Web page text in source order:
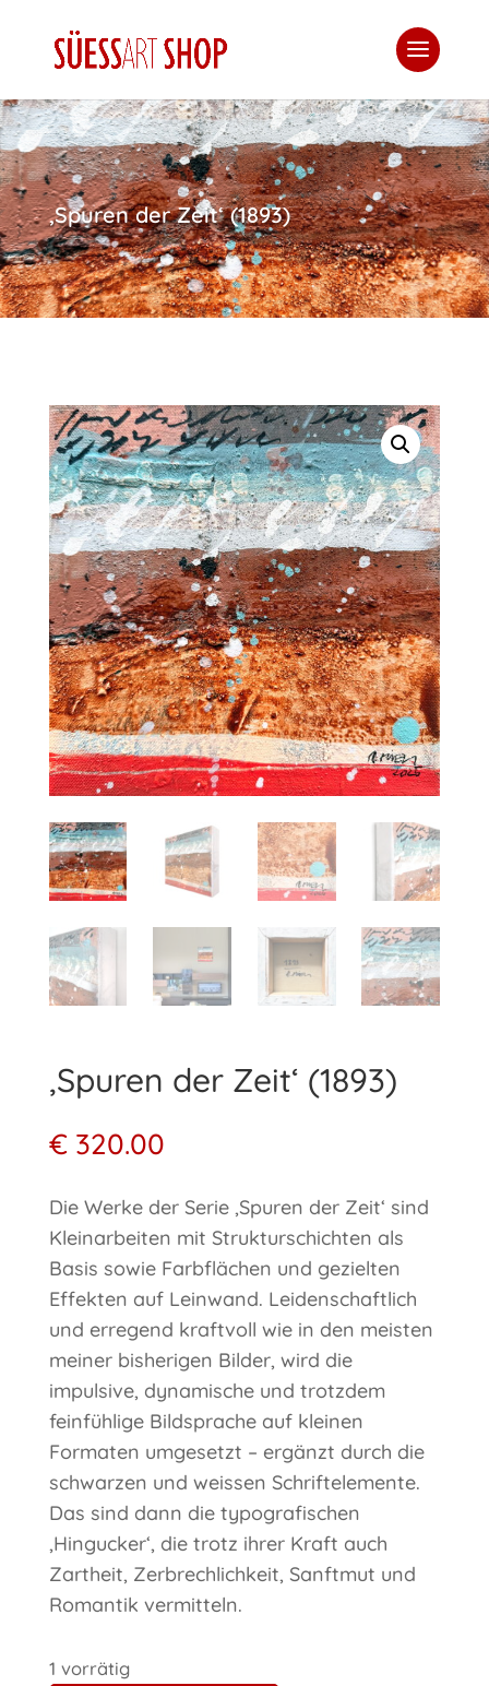
‚Spuren der Zeit‘ (1893)
‚Spuren der Zeit‘ (1893)
€320.00
Die Werke der Serie ‚Spuren der Zeit‘ sind
Kleinarbeiten mit Strukturschichten als
Basis sowie Farbflächen und gezielten
Effekten auf Leinwand. Leidenschaftlich
und erregend kraftvoll wie in den meisten
meiner bisherigen Bilder, wird die
impulsive, dynamische und trotzdem
feinfühlige Bildsprache auf kleinen
Formaten umgesetzt – ergänzt durch die
schwarzen und weissen Schriftelemente.
Das sind dann die typografischen
‚Hingucker‘, die trotz ihrer Kraft auch
Zartheit, Zerbrechlichkeit, Sanftmut und
Romantik vermitteln.
1 vorrätig